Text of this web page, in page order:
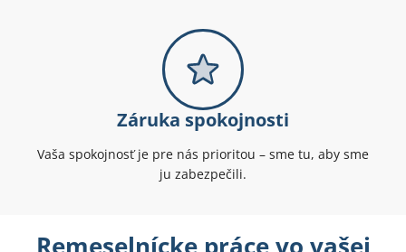
Záruka spokojnosti
Vaša spokojnosť je pre nás prioritou – sme tu, aby sme
ju zabezpečili.